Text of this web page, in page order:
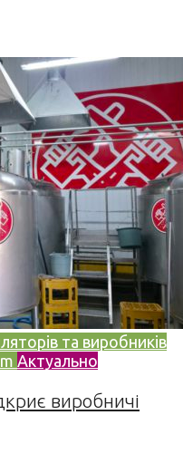
та виробників
Актуально
виробничі